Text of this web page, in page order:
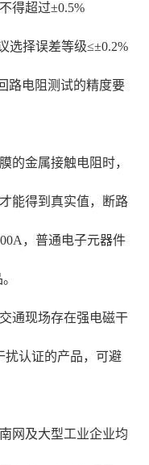
得超过±0.5%
选择误差等级≤±0.2%
路电阻测试的精度要
的金属接触电阻时，
能得到真实值，断路
，普通电子元器件
通现场存在强电磁干
扰认证的产品，可避
网及大型工业企业均